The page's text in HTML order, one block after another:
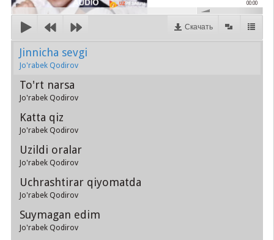
00:00
Скачать
Jinnicha sevgi
Jo'rabek Qodirov
To'rt narsa
Jo'rabek Qodirov
Katta qiz
Jo'rabek Qodirov
Uzildi oralar
Jo'rabek Qodirov
Uchrashtirar qiyomatda
Jo'rabek Qodirov
Suymagan edim
Jo'rabek Qodirov